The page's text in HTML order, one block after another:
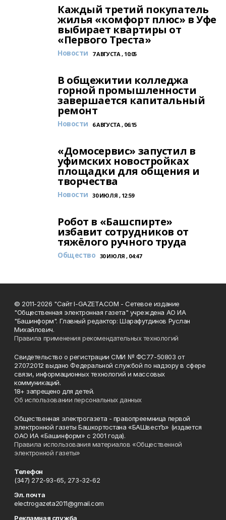
Каждый третий покупатель
жилья «комфорт плюс» в Уфе
выбирает квартиры от
«Первого Треста»
Новости 7 АВГУСТА , 10:05
В общежитии колледжа
горной промышленности
завершается капитальный
ремонт
Новости 6 АВГУСТА , 06:15
«Домосервис» запустил в
уфимских новостройках
площадки для общения и
творчества
Новости 30 ИЮЛЯ , 12:59
Робот в «Башспирте»
избавит сотрудников от
тяжёлого ручного труда
Общество 30 ИЮЛЯ , 04:47
© 2011-2026 "Сайт I-GAZETA.COM - Сетевое издание
"Общественная электронная газета" учреждена АО ИА
"Башинформ". Главный редактор: Шарафутдинов Руслан
Михайлович.
Правила применения рекомендательных технологий
Свидетельство о регистрации СМИ № ФС77-50803 от
27.07.2012 выдано Федеральной службой по надзору в сфере
связи, информационных технологий и массовых
коммуникаций.
18+ запрещено для детей.
Об использовании персональных данных
Общественная электрогазета - правопреемница первой
электронной газеты Башкортостана «БАШвестЪ» (издается
ОАО ИА «Башинформ» с 2001 года).
Правила использования материалов «Общественной
электронной газеты»
Телефон
(347) 272-93-65, 273-32-62
Эл. почта
electrogazeta2011@gmail.com
Рекламная служба